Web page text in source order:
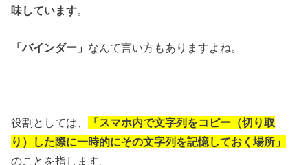
味しています。
「バインダー」 なんて言い方もありますよね。
役割としては、
「スマホ内で文字列をコピー（切り取
り）した際に一時的にその文字列を記憶しておく場所」
のことを指します。